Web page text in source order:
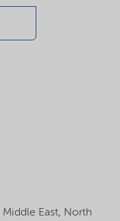
Middle East, North